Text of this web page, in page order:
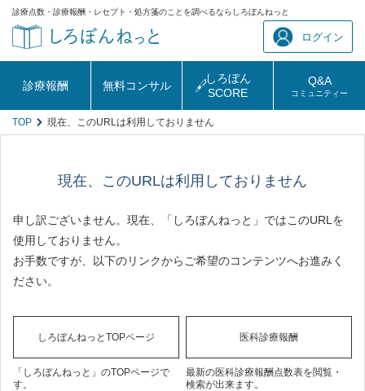
診療点数・診療報酬・レセプト・処方箋のことを調べるならしろぼんねっと
ログイン
診療報酬 無料コンサル
しろぼん
SCORE
Q&A
コミュニティー
TOP 現在、このURLは利用しておりません
現在、このURLは利用しておりません
申し訳ございません。現在、「しろぼんねっと」ではこのURLを
使用しておりません。
お手数ですが、以下のリンクからご希望のコンテンツへお進みく
ださい。
しろぼんねっとTOPページ
「しろぼんねっと」のTOPページで
す。
医科診療報酬
最新の医科診療報酬点数表を閲覧・
検索が出来ます。